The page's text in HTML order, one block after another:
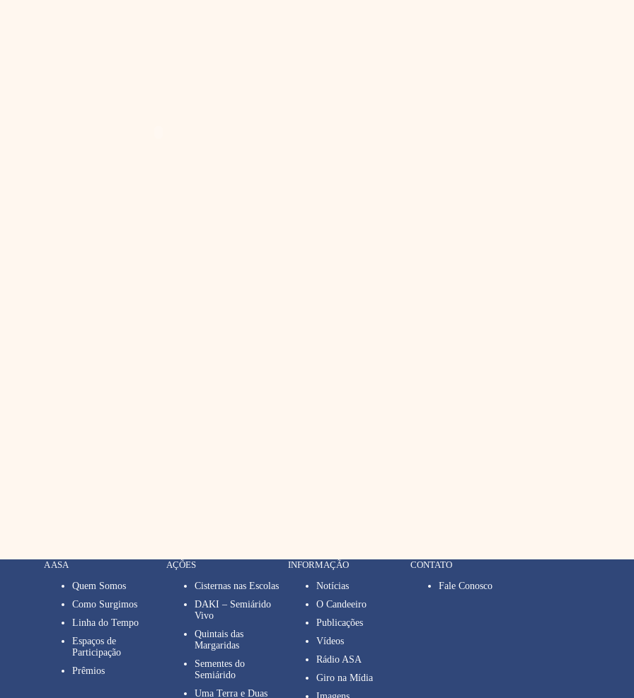
A ASA
Quem Somos
Como Surgimos
Linha do Tempo
Espaços de
Participação
Prêmios
AÇÕES
Cisternas nas Escolas
DAKI – Semiárido
Vivo
Quintais das
Margaridas
Sementes do
Semiárido
Uma Terra e Duas
INFORMAÇÃO
Notícias
O Candeeiro
Publicações
Vídeos
Rádio ASA
Giro na Mídia
CONTATO
Fale Conosco